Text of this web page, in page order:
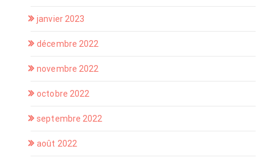
janvier 2023
décembre 2022
novembre 2022
octobre 2022
septembre 2022
août 2022